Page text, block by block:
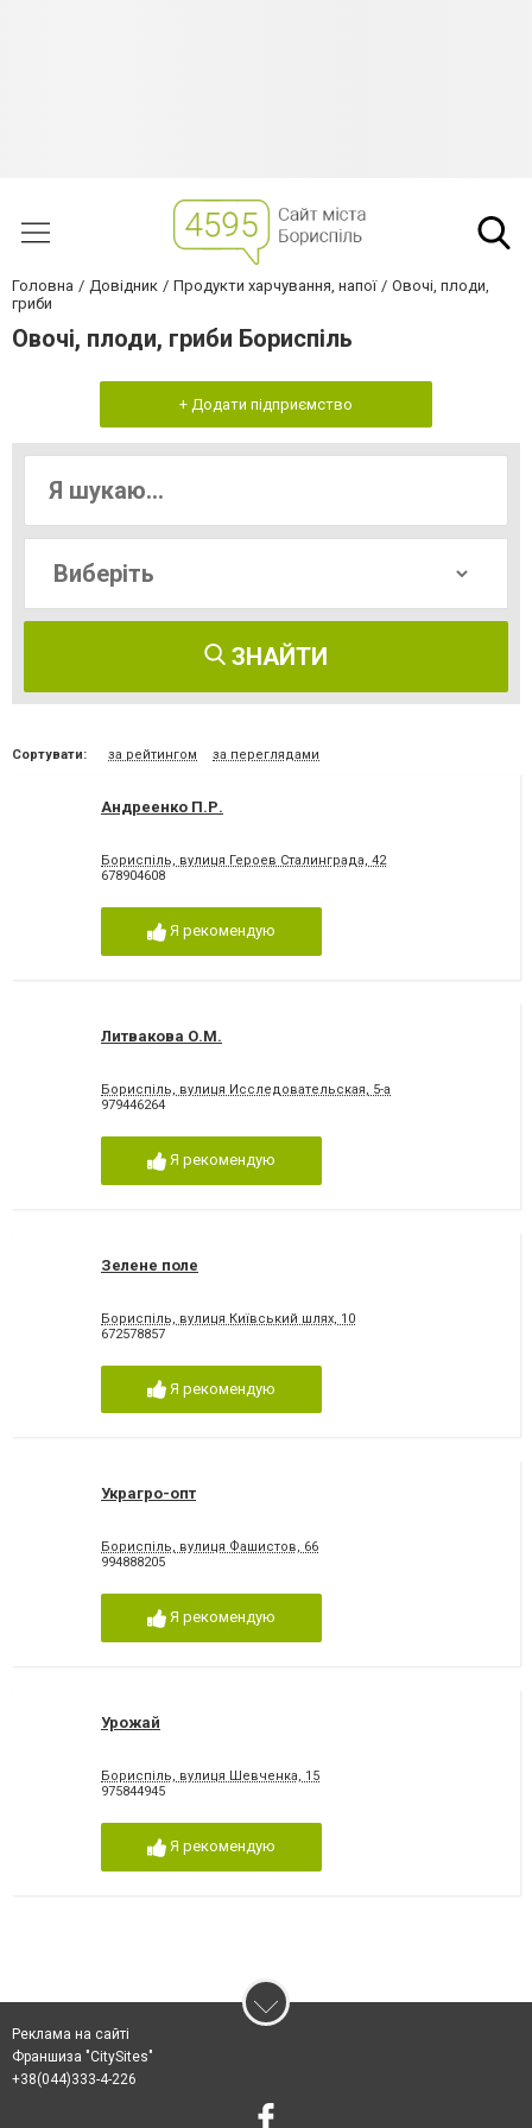
Головна Довідник Продукти харчування, напої
Овочі, плоди,
гриби
Овочі, плоди, гриби Бориспіль
+ Додати підприємство
ЗНАЙТИ
Сортувати: за рейтингом за переглядами
Андреенко П.Р.
Бориспіль, вулиця Героев Сталинграда, 42
678904608
Я рекомендую
Литвакова О.М.
Бориспіль, вулиця Исследовательская, 5-а
979446264
Я рекомендую
Зелене поле
Бориспіль, вулиця Київський шлях, 10
672578857
Я рекомендую
Украгро-опт
Бориспіль, вулиця Фашистов, 66
994888205
Я рекомендую
Урожай
Бориспіль, вулиця Шевченка, 15
975844945
Я рекомендую
Реклама на сайті
Франшиза "CitySites"
+38(044)333-4-226